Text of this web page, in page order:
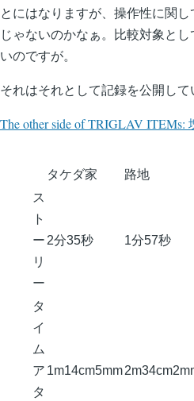
とにはなりますが、操作性に関
じゃないのかなぁ。比較対象と
いのですが。
それはそれとして記録を公開し
The other side of TRIGLAV ITEMs:
タケダ家 路地
ス
ト
ー
リ
ー
2分35秒 1分57秒
タ
イ
ム
ア
タ
1m14cm5mm